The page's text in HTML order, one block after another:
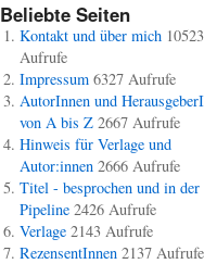
Beliebte Seiten
Kontakt und über mich 10523
Aufrufe
Impressum 6327 Aufrufe
AutorInnen und
von A bis Z 2667 Aufrufe
Hinweis für Verlage und
Autor:innen 2666 Aufrufe
Titel - besprochen und in der
Pipeline 2426 Aufrufe
Verlage 2143 Aufrufe
RezensentInnen 2137 Aufrufe